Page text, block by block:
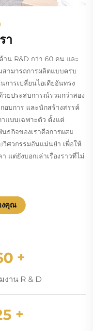
า
าน R&D กว่า 60 คน และ
ามารถการผลิตแบบครบ
การเปลี่ยนไอเดียอันทรง
ยประสบการณ์รวมกว่าสอง
อบการ และนักสร้างสรรค์
แบบเฉพาะตัว ตั้งแต่
ธกิจของเราคือการผสม
วิศวกรรมอันแม่นยำ เพื่อให้
แต่ยังบอกเล่าเรื่องราวที่ไม่
งคุณ
+
งาน R & D
+